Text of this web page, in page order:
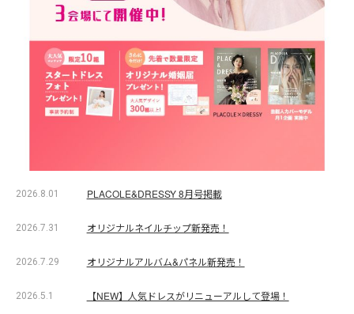
2026.8.01 PLACOLE&DRESSY 8月号掲載
2026.7.31 オリジナルネイルチップ新発売！
2026.7.29 オリジナルアルバム&パネル新発売！
2026.5.1 【NEW】人気ドレスがリニューアルして登場！